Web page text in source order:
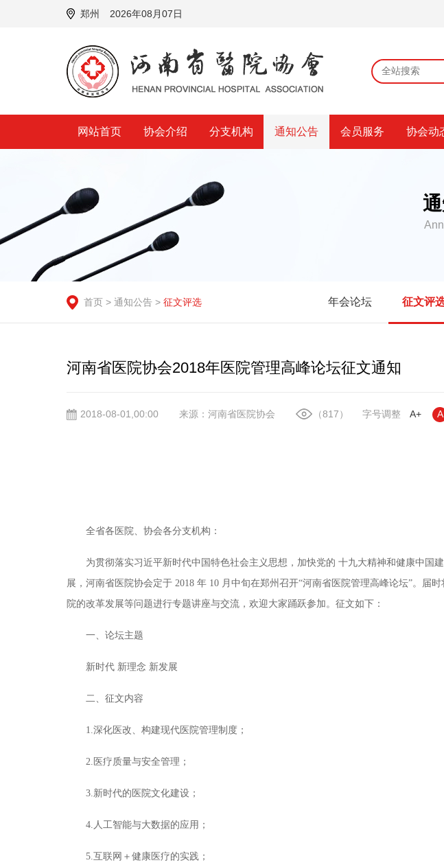
郑州 2026年08月07日
网站首页 协会介绍 分支机构 通知公告 会员服务 协会动
首页 > 通知公告 > 征文评选 年会论坛 征文评
河南省医院协会2018年医院管理高峰论坛征文通知
2018-08-01,00:00 来源：河南省医院协会 （817） 字号调整 A+ A
全省各医院、协会各分支机构：
为贯彻落实习近平新时代中国特色社会主义思想，加快党的 十九大精神和健康中国
展，河南省医院协会定于 2018 年 10 月中旬在郑州召开“河南省医院管理高峰论坛”。届
院的改革发展等问题进行专题讲座与交流，欢迎大家踊跃参加。征文如下：
一、论坛主题
新时代 新理念 新发展
二、征文内容
1.深化医改、构建现代医院管理制度；
2.医疗质量与安全管理；
3.新时代的医院文化建设；
4.人工智能与大数据的应用；
5.互联网＋健康医疗的实践；